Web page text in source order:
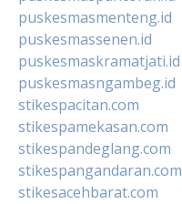
puskesmasmenteng.id
puskesmassenen.id
puskesmaskramatjati.id
puskesmasngambeg.id
stikespacitan.com
stikespamekasan.com
stikespandeglang.com
stikespangandaran.com
stikesacehbarat.com